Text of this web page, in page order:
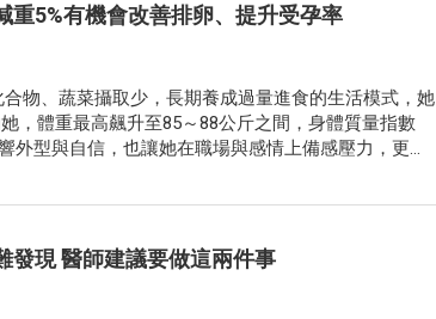
5%有機會改善排卵、提升受孕率
物、蔬菜攝取少，長期養成過量進食的生活模式，她
，體重最高飆升至85～88公斤之間，身體質量指數
外型與自信，也讓她在職場與感情上備感壓力，更因
發現 醫師建議要做這兩件事